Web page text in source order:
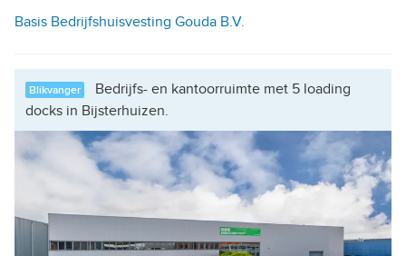
Basis Bedrijfshuisvesting Gouda B.V.
Blikvanger
Bedrijfs- en kantoorruimte met 5 loading
docks in Bijsterhuizen.